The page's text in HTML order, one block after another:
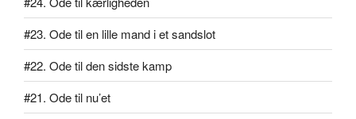
#23. Ode til en lille mand i et sandslot
#22. Ode til den sidste kamp
#21. Ode til nu’et